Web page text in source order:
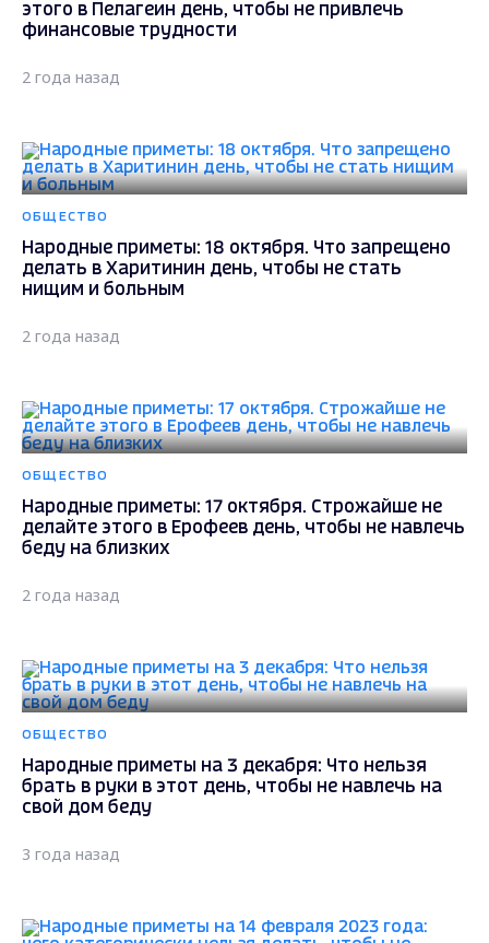
этого в Пелагеин день, чтобы не привлечь
финансовые трудности
2 года назад
ОБЩЕСТВО
Народные приметы: 18 октября. Что запрещено
делать в Харитинин день, чтобы не стать
нищим и больным
2 года назад
ОБЩЕСТВО
Народные приметы: 17 октября. Строжайше не
делайте этого в Ерофеев день, чтобы не навлечь
беду на близких
2 года назад
ОБЩЕСТВО
Народные приметы на 3 декабря: Что нельзя
брать в руки в этот день, чтобы не навлечь на
свой дом беду
3 года назад